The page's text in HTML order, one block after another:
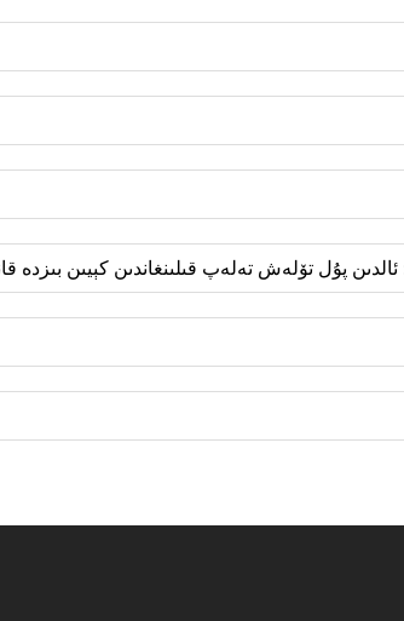
پۇل تۆلەش تەلەپ قىلىنغاندىن كېيىن بىزدە